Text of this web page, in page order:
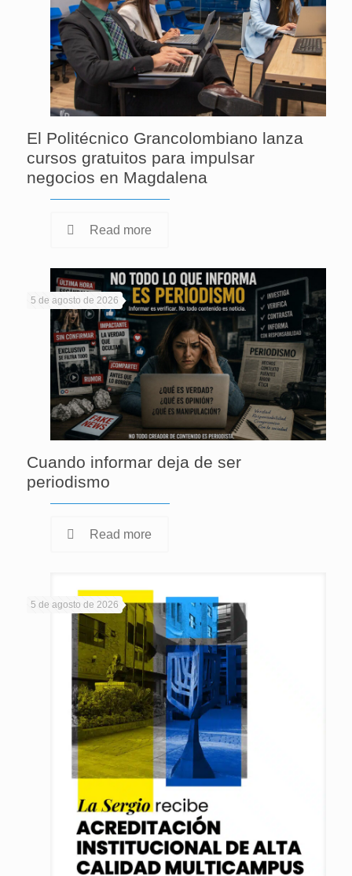
El Politécnico Grancolombiano lanza
cursos gratuitos para impulsar
negocios en Magdalena
Read more
5 de agosto de 2026
Cuando informar deja de ser
periodismo
Read more
5 de agosto de 2026